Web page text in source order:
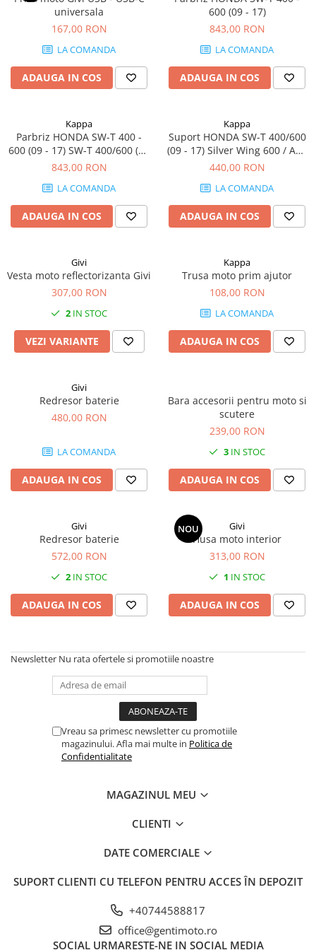
universala
167,00 RON
LA COMANDA
ADAUGA IN COS
600 (09 - 17)
843,00 RON
LA COMANDA
ADAUGA IN COS
Kappa
Parbriz HONDA SW-T 400 -
600 (09 - 17) SW-T 400/600 (09
- 17)
843,00 RON
LA COMANDA
ADAUGA IN COS
Kappa
Suport HONDA SW-T 400/600
(09 - 17) Silver Wing 600 / ABS
(01 - 09) Silver Wing 400 (06 -
440,00 RON
LA COMANDA
ADAUGA IN COS
Givi
Vesta moto reflectorizanta Givi
307,00 RON
2 IN STOC
VEZI VARIANTE
Kappa
Trusa moto prim ajutor
108,00 RON
LA COMANDA
ADAUGA IN COS
Givi
Redresor baterie
480,00 RON
LA COMANDA
ADAUGA IN COS
Bara accesorii pentru moto si
scutere
239,00 RON
3 IN STOC
ADAUGA IN COS
Givi
Redresor baterie
572,00 RON
2 IN STOC
ADAUGA IN COS
NOU Givi
Husa moto interior
313,00 RON
1 IN STOC
ADAUGA IN COS
Newsletter Nu rata ofertele si promotiile noastre
Vreau sa primesc newsletter cu promotiile
magazinului. Afla mai multe in Politica de
Confidentialitate
MAGAZINUL MEU
CLIENTI
DATE COMERCIALE
SUPORT CLIENTI CU TELEFON PENTRU ACCES ÎN DEPOZIT
+40744588817
office@gentimoto.ro
SOCIAL URMARESTE-NE IN SOCIAL MEDIA